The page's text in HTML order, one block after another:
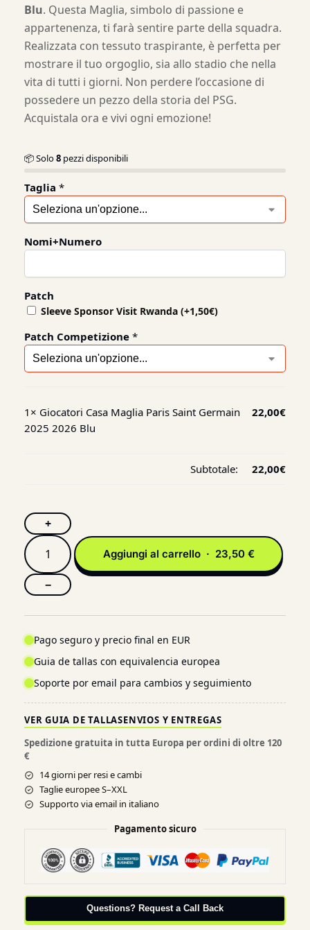
Blu. Questa Maglia, simbolo di passione e
appartenenza, ti farà sentire parte della squadra.
Realizzata con tessuto traspirante, è perfetta per
mostrare il tuo orgoglio, sia allo stadio che nella
vita di tutti i giorni. Non perdere l’occasione di
possedere un pezzo della storia del PSG.
Acquistala ora e vivi ogni emozione!
📦 Solo8 pezzi disponibili
Taglia *
Nomi+Numero
Patch
Sleeve Sponsor Visit Rwanda (+1,50€)
Patch Competizione *
1× Giocatori Casa Maglia Paris Saint Germain
2025 2026 Blu
22,00€
Subtotale: 22,00€
+
−
Aggiungi al carrello · 23,50 €
Pago seguro y precio final en EUR
Guia de tallas con equivalencia europea
Soporte por email para cambios y seguimiento
VER GUIA DE TALLASENVIOS Y ENTREGAS
Spedizione gratuita in tutta Europa per ordini di oltre 120
€
14 giorni per resi e cambi
Taglie europee S–XXL
Supporto via email in italiano
Pagamento sicuro
Questions? Request a Call Back